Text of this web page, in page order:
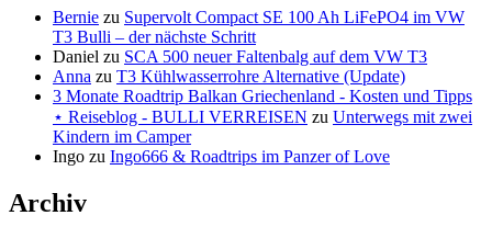
Bernie zu Supervolt Compact SE 100 Ah LiFePO4 im VW
T3 Bulli – der nächste Schritt
Daniel zu SCA 500 neuer Faltenbalg auf dem VW T3
Anna zu T3 Kühlwasserrohre Alternative (Update)
3 Monate Roadtrip Balkan Griechenland - Kosten und Tipps
⋆ Reiseblog - BULLI VERREISEN zu Unterwegs mit zwei
Kindern im Camper
Ingo zu Ingo666 & Roadtrips im Panzer of Love
Archiv